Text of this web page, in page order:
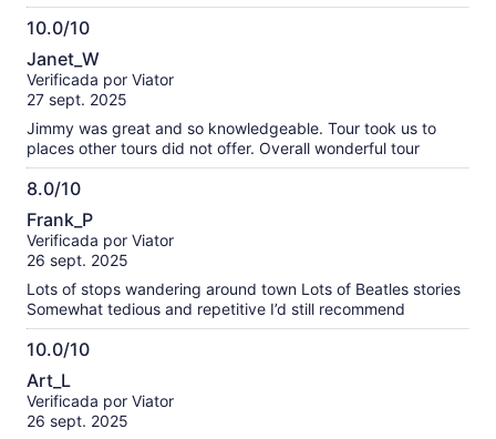
10.0/10
10.0
de
10
Janet_W
Verificada por Viator
27 sept. 2025
Jimmy was great and so knowledgeable. Tour took us to
places other tours did not offer. Overall wonderful tour
8.0/10
8.0
de
10
Frank_P
Verificada por Viator
26 sept. 2025
Lots of stops wandering around town Lots of Beatles stories
Somewhat tedious and repetitive I’d still recommend
10.0/10
10.0
de
10
Art_L
Verificada por Viator
26 sept. 2025